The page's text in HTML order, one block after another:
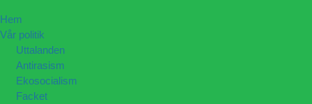
Hem
Vår politik
Uttalanden
Antirasism
Ekosocialism
Facket